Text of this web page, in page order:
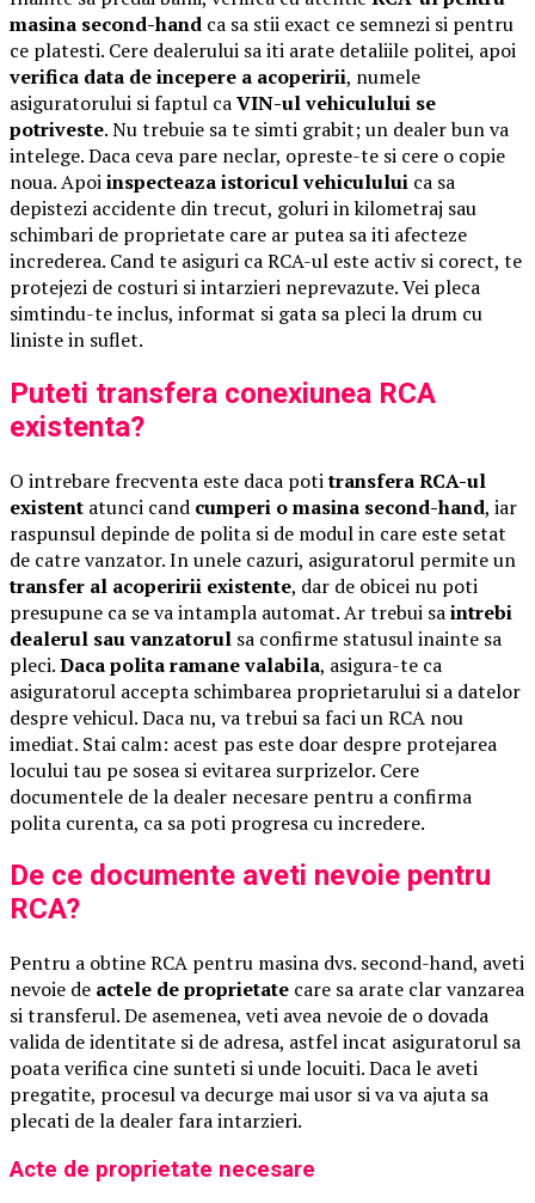
masina second-hand ca sa stii exact ce semnezi si pentru
ce platesti. Cere dealerului sa iti arate detaliile politei, apoi
verifica data de incepere a acoperirii, numele
asiguratorului si faptul caVIN-ul vehiculului se
potriveste. Nu trebuie sa te simti grabit; un dealer bun va
intelege. Daca ceva pare neclar, opreste-te si cere o copie
noua. Apoiinspecteaza istoricul vehiculului ca sa
depistezi accidente din trecut, goluri in kilometraj sau
schimbari de proprietate care ar putea sa iti afecteze
increderea. Cand te asiguri ca RCA-ul este activ si corect, te
protejezi de costuri si intarzieri neprevazute. Vei pleca
simtindu-te inclus, informat si gata sa pleci la drum cu
liniste in suflet.
Puteti transfera conexiunea RCA
existenta?
O intrebare frecventa este daca potitransfera RCA-ul
existent atunci cand cumperi o masina second-hand, iar
raspunsul depinde de polita si de modul in care este setat
de catre vanzator. In unele cazuri, asiguratorul permite un
transfer al acoperirii existente, dar de obicei nu poti
presupune ca se va intampla automat. Ar trebui saintrebi
dealerul sau vanzatorul sa confirme statusul inainte sa
pleci.Daca polita ramane valabila, asigura-te ca
asiguratorul accepta schimbarea proprietarului si a datelor
despre vehicul. Daca nu, va trebui sa faci un RCA nou
imediat. Stai calm: acest pas este doar despre protejarea
locului tau pe sosea si evitarea surprizelor. Cere
documentele de la dealer necesare pentru a confirma
polita curenta, ca sa poti progresa cu incredere.
De ce documente aveti nevoie pentru
RCA?
Pentru a obtine RCA pentru masina dvs. second-hand, aveti
nevoie de actele de proprietate care sa arate clar vanzarea
si transferul. De asemenea, veti avea nevoie de o dovada
valida de identitate si de adresa, astfel incat asiguratorul sa
poata verifica cine sunteti si unde locuiti. Daca le aveti
pregatite, procesul va decurge mai usor si va va ajuta sa
plecati de la dealer fara intarzieri.
Acte de proprietate necesare